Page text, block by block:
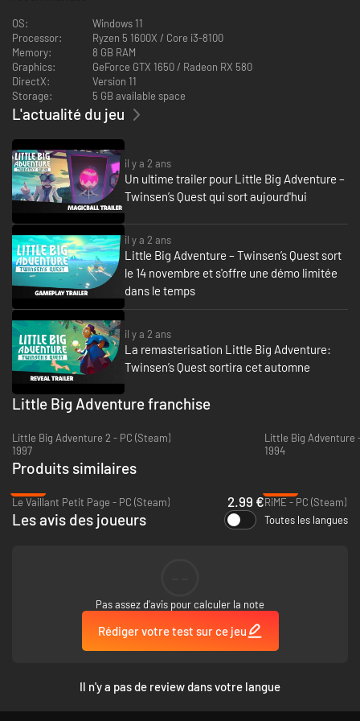
Que vous soyez un fan de longue date ou un novice de la licence, Little Big
Adventure - Twinsen's Quest propose une aventure atypique. Etes-vous
prêt à devenir le héros dont Twinsun a besoin ?
CARACTERISTIQUES
Explorez Twinsun avec des commandes repensées dans un nouvel
agencement des niveaux.
Eliminez vos ennemis avec une Balle Magique améliorée.
Découvrez une toute nouvelle direction artistique.
Plongez dans cet univers fantastique avec de nouvelles musiques du
compositeur original.
OS:
Windows 11
Processor:
Ryzen 5 1600X / Core i3-8100
Memory:
8 GB RAM
Graphics:
GeForce GTX 1650 / Radeon RX 580
DirectX:
Version 11
Storage:
5 GB available space
L'actualité du jeu
il y a 2 ans
Un ultime trailer pour Little Big Adventure –
Twinsen’s Quest qui sort aujourd'hui
il y a 2 ans
Little Big Adventure – Twinsen’s Quest sort
le 14 novembre et s'offre une démo limitée
dans le temps
il y a 2 ans
La remasterisation Little Big Adventure:
Twinsen’s Quest sortira cet automne
Little Big Adventure franchise
Little Big Adventure 2 - PC (Steam)
1997
Little Big Adventure
1994
Produits similaires
Le Vaillant Petit Page - PC (Steam)
2.99 €RiME - PC (Steam)
Les avis des joueurs Toutes les langues
Pas assez d'avis pour calculer la note
Rédiger votre test sur ce jeu
Il n'y a pas de review dans votre langue